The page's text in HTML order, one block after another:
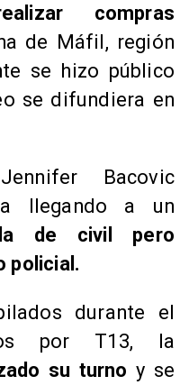
compras
de Máfil, región
se hizo público
se difundiera en
Bacovic
llegando a un
de civil pero
policial.
durante el
por T13, la
su turno y se